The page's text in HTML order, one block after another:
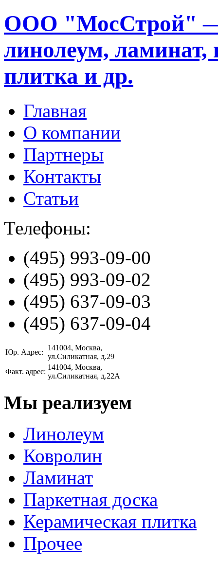
ООО "МосСтрой" —
линолеум, ламинат,
плитка и др.
Главная
О компании
Партнеры
Контакты
Статьи
Телефоны:
(495) 993-09-00
(495) 993-09-02
(495) 637-09-03
(495) 637-09-04
Юр. Адрес:
141004, Москва,
ул.Силикатная, д.29
Факт. адрес:
141004, Москва,
ул.Силикатная, д.22А
Мы реализуем
Линолеум
Ковролин
Ламинат
Паркетная доска
Керамическая плитка
Прочее